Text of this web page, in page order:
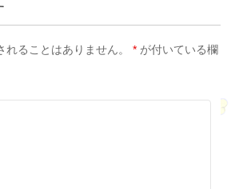
れることはありません。 * が付いている欄